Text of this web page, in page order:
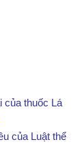
của thuốc Lá
của Luật thể